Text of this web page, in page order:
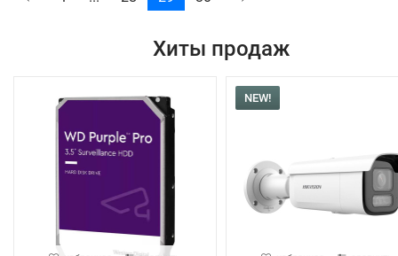
Хиты продаж
NEW!